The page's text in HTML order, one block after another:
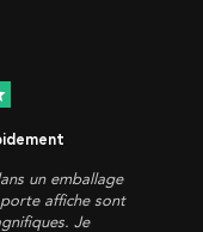
un emballage
affiche sont
Je